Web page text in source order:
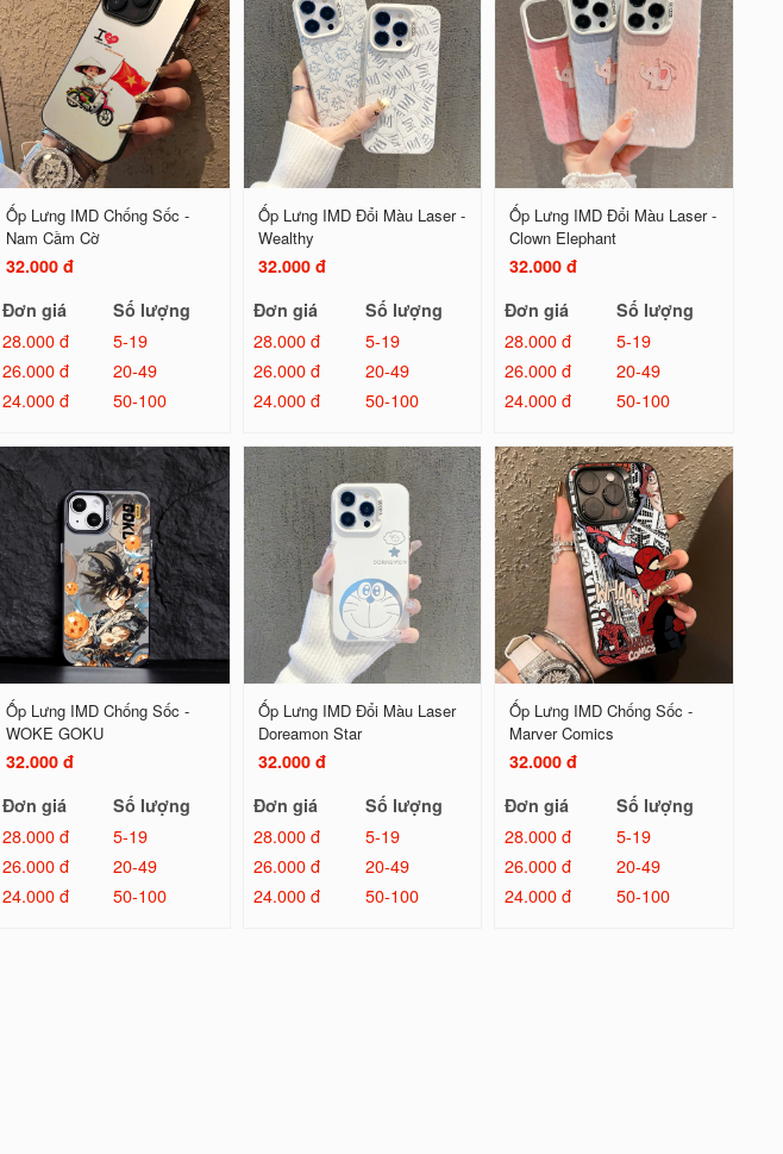
Ốp Lưng IMD Chống Sốc -
Nam Cầm Cờ
32.000 đ
Đơn giá
Số lượng
28.000 đ
5-19
26.000 đ
20-49
24.000 đ
50-100
Ốp Lưng IMD Đổi Màu Laser -
Wealthy
32.000 đ
Đơn giá
Số lượng
28.000 đ
5-19
26.000 đ
20-49
24.000 đ
50-100
Ốp Lưng IMD Đổi Màu Laser -
Clown Elephant
32.000 đ
Đơn giá
Số lượng
28.000 đ
5-19
26.000 đ
20-49
24.000 đ
50-100
Ốp Lưng IMD Chống Sốc -
WOKE GOKU
32.000 đ
Đơn giá
Số lượng
28.000 đ
5-19
26.000 đ
20-49
24.000 đ
50-100
Ốp Lưng IMD Đổi Màu Laser
Doreamon Star
32.000 đ
Đơn giá
Số lượng
28.000 đ
5-19
26.000 đ
20-49
24.000 đ
50-100
Ốp Lưng IMD Chống Sốc -
Marver Comics
32.000 đ
Đơn giá
Số lượng
28.000 đ
5-19
26.000 đ
20-49
24.000 đ
50-100